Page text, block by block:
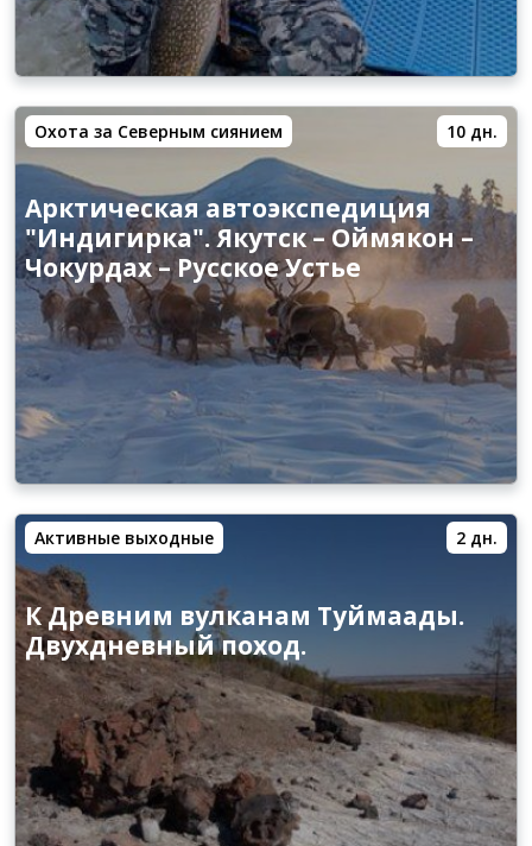
Охота за Северным сиянием 10 дн.
Арктическая автоэкспедиция
"Индигирка". Якутск – Оймякон –
Чокурдах – Русское Устье
Активные выходные 2 дн.
К Древним вулканам Туймаады.
Двухдневный поход.